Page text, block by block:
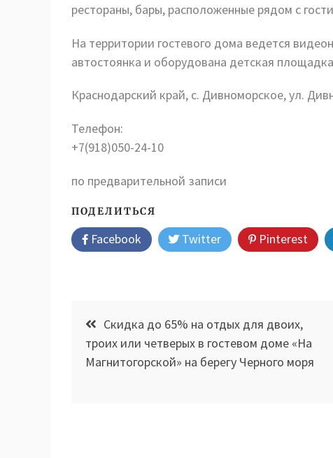
рестораны, бары, расположенные рядом с
На территории гостевого дома ведется
автостоянка и оборудована детская
Краснодарский край, с. Дивноморское, ул.
Телефон:
+7(918)050-24-10
по предварительной записи
ПОДЕЛИТЬСЯ
Facebook Twitter Pinterest
Навигация
по
записям
Скидка до 65% на отдых для двоих,
троих или четверых в гостевом доме «На
Магнитогорской» на берегу Черного моря